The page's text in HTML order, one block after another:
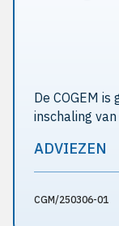
De COGEM
inschaling
ADVIEZEN
CGM/250306-01